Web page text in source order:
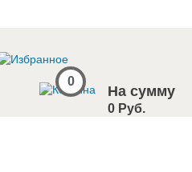
0
На сумму
0 Руб.